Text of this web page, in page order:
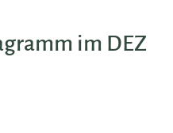
im DEZ